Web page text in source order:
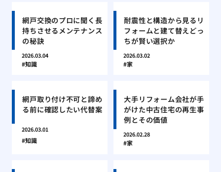
網戸交換のプロに聞く長
持ちさせるメンテナンス
の秘訣
2026.03.04
知識
耐震性と構造から見るリ
フォームと建て替えどっ
ちが賢い選択か
2026.03.02
家
網戸取り付け不可と諦め
る前に確認したい代替案
2026.03.01
知識
大手リフォーム会社が手
がけた中古住宅の再生事
例とその価値
2026.02.28
家